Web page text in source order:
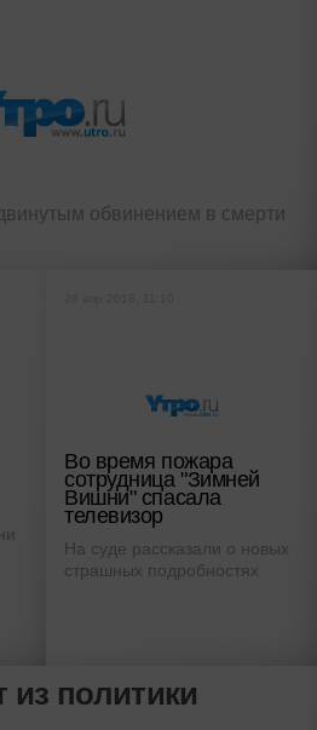
обвинением в смерти
Во время пожара
сотрудница "Зимней
Вишни" спасала
телевизор
На суде рассказали о новых
страшных подробностях
из политики